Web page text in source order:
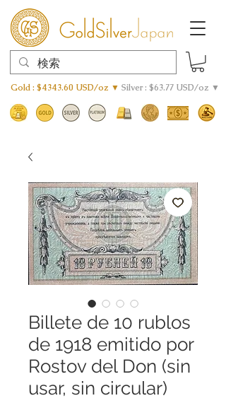
Gold : $4343.60 USD/oz ▼ Silver : $63.77 USD/oz ▼
Billete de 10 rublos
de 1918 emitido por
Rostov del Don (sin
usar, sin circular)